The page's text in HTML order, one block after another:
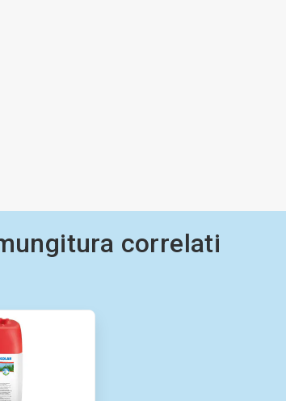
correlati